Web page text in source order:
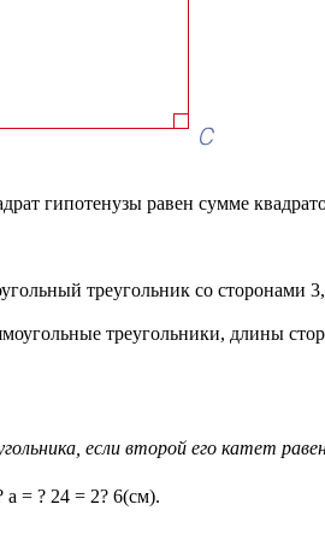
гипотенузы равен сумме
треугольник со сторонами
треугольники, длины
если второй его катет
a = ? 24 = 2? 6(см).